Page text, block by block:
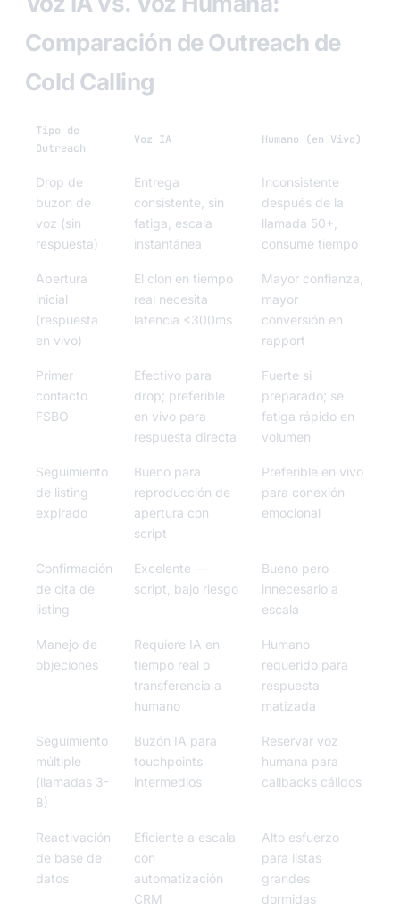
Comparación de Outreach de
Cold Calling
Tipo de
Outreach
Voz IA Humano (en Vivo)
Drop de
buzón de
voz (sin
respuesta)
Entrega
consistente, sin
fatiga, escala
instantánea
Inconsistente
después de la
llamada 50+,
consume tiempo
Apertura
inicial
(respuesta
en vivo)
El clon en tiempo
real necesita
latencia <300ms
Mayor confianza,
mayor
conversión en
rapport
Primer
contacto
FSBO
Efectivo para
drop; preferible
en vivo para
respuesta directa
Fuerte si
preparado; se
fatiga rápido en
volumen
Seguimiento
de listing
expirado
Bueno para
reproducción de
apertura con
script
Preferible en vivo
para conexión
emocional
Confirmación
de cita de
listing
Excelente —
script, bajo riesgo
Bueno pero
innecesario a
escala
Manejo de
objeciones
Requiere IA en
tiempo real o
transferencia a
humano
Humano
requerido para
respuesta
matizada
Seguimiento
múltiple
(llamadas 3-
8)
Buzón IA para
touchpoints
intermedios
Reservar voz
humana para
callbacks cálidos
Reactivación
de base de
datos
Eficiente a escala
con
automatización
CRM
Alto esfuerzo
para listas
grandes
dormidas